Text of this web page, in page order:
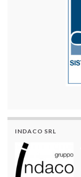
INDACO SRL